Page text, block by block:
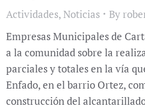
Actividades,Noticias By
Empresas Municipales de
a la comunidad sobre la
parciales y totales en la vía
Enfado, en el barrio Ortez,
construcción del